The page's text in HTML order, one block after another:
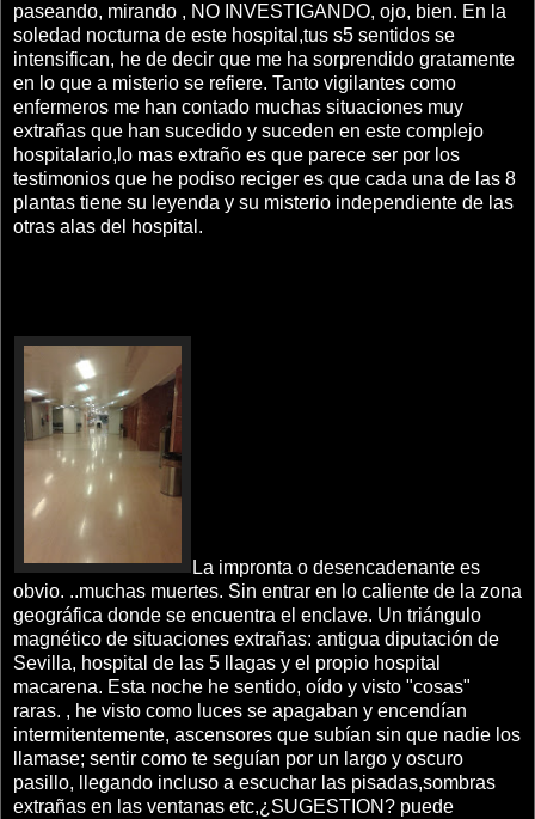
paseando, mirando , NO INVESTIGANDO, ojo, bien. En la
soledad nocturna de este hospital,tus s5 sentidos se
intensifican, he de decir que me ha sorprendido gratamente
en lo que a misterio se refiere. Tanto vigilantes como
enfermeros me han contado muchas situaciones muy
extrañas que han sucedido y suceden en este complejo
hospitalario,lo mas extraño es que parece ser por los
testimonios que he podiso reciger es que cada una de las 8
plantas tiene su leyenda y su misterio independiente de las
otras alas del hospital.
La impronta o desencadenante es
obvio. ..muchas muertes. Sin entrar en lo caliente de la zona
geográfica donde se encuentra el enclave. Un triángulo
magnético de situaciones extrañas: antigua diputación de
Sevilla, hospital de las 5 llagas y el propio hospital
macarena. Esta noche he sentido, oído y visto "cosas"
raras. , he visto como luces se apagaban y encendían
intermitentemente, ascensores que subían sin que nadie los
llamase; sentir como te seguían por un largo y oscuro
pasillo, llegando incluso a escuchar las pisadas,sombras
extrañas en las ventanas etc,¿SUGESTION? puede